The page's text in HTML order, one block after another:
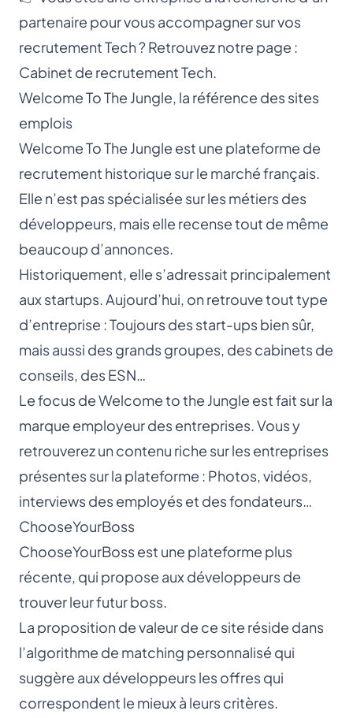
partenaire pour vous accompagner sur vos
recrutement Tech ? Retrouvez notre page :
Cabinet de recrutement Tech.
Welcome To The Jungle, la référence des sites
emplois
Welcome To The Jungle est une plateforme de
recrutement historique sur le marché français.
Elle n’est pas spécialisée sur les métiers des
développeurs, mais elle recense tout de même
beaucoup d’annonces.
Historiquement, elle s’adressait principalement
aux startups. Aujourd’hui, on retrouve tout type
d’entreprise : Toujours des start-ups bien sûr,
mais aussi des grands groupes, des cabinets de
conseils, des ESN…
Le focus de Welcome to the Jungle est fait sur la
marque employeur des entreprises. Vous y
retrouverez un contenu riche sur les entreprises
présentes sur la plateforme : Photos, vidéos,
interviews des employés et des fondateurs…
ChooseYourBoss
ChooseYourBossest une plateforme plus
récente, qui propose aux développeurs de
trouver leur futur boss.
La proposition de valeur de ce site réside dans
l’algorithme de matching personnalisé qui
suggère aux développeurs les offres qui
correspondent le mieux à leurs critères.